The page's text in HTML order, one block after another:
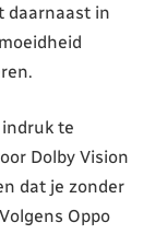
daarnaast in
te
Dolby Vision
dat je zonder
Oppo